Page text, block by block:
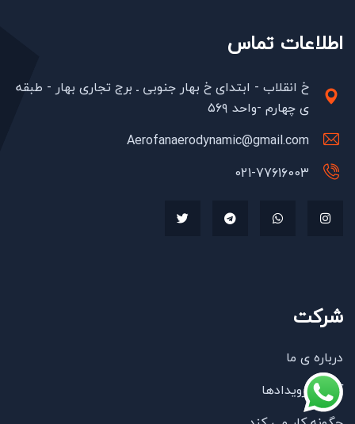
اطلاعات تماس
خ انقلاب - ابتدای خ بهار جنوبی ـ برج تجاری بهار - طبقه
ی چهارم -واحد ۵۶۹
Aerofanaerodynamic@gmail.com
021-77616003
شرکت
درباره ی ما
آخرین رویدادها